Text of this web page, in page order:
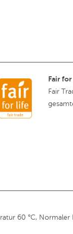
Fair
Fair
60 °C, Normaler